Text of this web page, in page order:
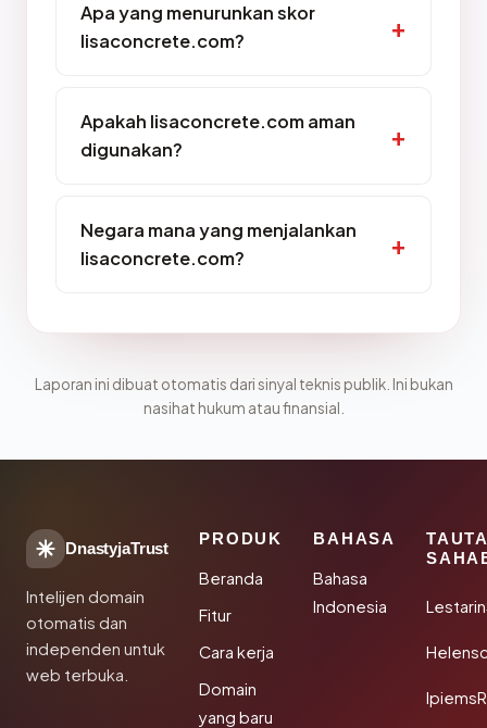
Apa yang menurunkan skor
lisaconcrete.com?
Apakah lisaconcrete.com aman
digunakan?
Negara mana yang menjalankan
lisaconcrete.com?
Laporan ini dibuat otomatis dari sinyal teknis publik. Ini bukan
nasihat hukum atau finansial.
DnastyjaTrust
Intelijen domain
otomatis dan
independen untuk
web terbuka.
PRODUK
Beranda
Fitur
Cara kerja
Domain
yang baru
BAHASA
Bahasa
Indonesia